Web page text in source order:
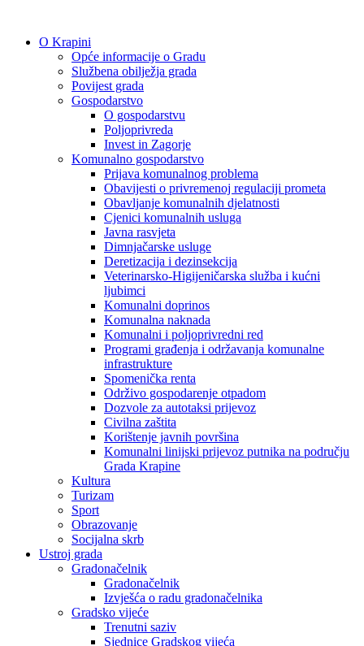
O Krapini
Opće informacije o Gradu
Službena obilježja grada
Povijest grada
Gospodarstvo
O gospodarstvu
Poljoprivreda
Invest in Zagorje
Komunalno gospodarstvo
Prijava komunalnog problema
Obavijesti o privremenoj regulaciji prometa
Obavljanje komunalnih djelatnosti
Cjenici komunalnih usluga
Javna rasvjeta
Dimnjačarske usluge
Deretizacija i dezinsekcija
Veterinarsko-Higijeničarska služba i kućni
ljubimci
Komunalni doprinos
Komunalna naknada
Komunalni i poljoprivredni red
Programi građenja i održavanja komunalne
infrastrukture
Spomenička renta
Održivo gospodarenje otpadom
Dozvole za autotaksi prijevoz
Civilna zaštita
Korištenje javnih površina
Komunalni linijski prijevoz putnika na području
Grada Krapine
Kultura
Turizam
Sport
Obrazovanje
Socijalna skrb
Ustroj grada
Gradonačelnik
Gradonačelnik
Izvješća o radu gradonačelnika
Gradsko vijeće
Trenutni saziv
Sjednice Gradskog vijeća